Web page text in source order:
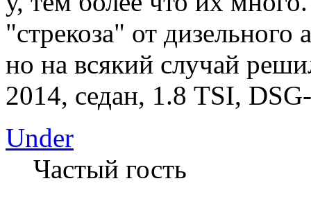
"стрекоза" от
но на всякий случай
2014, седан, 1.8 TSI,
Under
Частый гость